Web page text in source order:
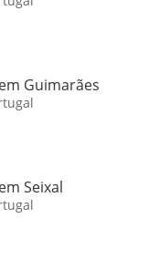
Guimarães
Seixal